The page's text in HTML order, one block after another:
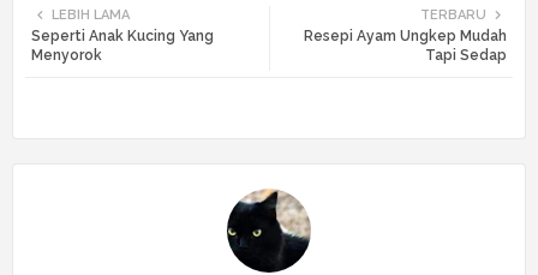
ats
TERBARU
Resepi Ayam Ungkep Mudah
Tapi Sedap
LEBIH LAMA
Seperti Anak Kucing Yang
Menyorok